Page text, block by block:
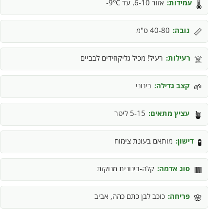
🌡️ עמידות: אזור 6-10, עד 9°C-
📏 גובה: 40-80 ס"מ
☠️ רעילות: רעיל! מכיל גליקוזידים לבביים
🌱 קצב גדילה: בינוני
🪴 עציץ מתאים: 5-15 ליטר
🧪 דישון: מותאם בעונת צימוח
🟫 סוג אדמה: קלה-בינונית מנוקזת
🌸 פריחה: כוכב לבן כתם כהה, אביב